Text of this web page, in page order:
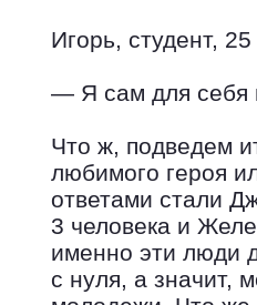
Игорь, студент, 25
— Я сам для себя
Что ж, подведем
любимого героя
ответами стали
3 человека и
именно эти люди
с нуля, а значит,